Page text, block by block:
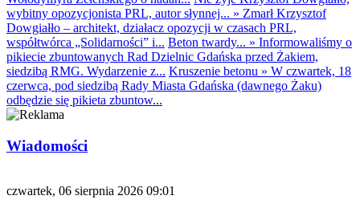
wybitny opozycjonista PRL, autor słynnej... » Zmarł Krzysztof
Dowgiałło – architekt, działacz opozycji w czasach PRL,
współtwórca „Solidarności” i... Beton twardy... » Informowaliśmy o
pikiecie zbuntowanych Rad Dzielnic Gdańska przed Żakiem,
siedzibą RMG. Wydarzenie z... Kruszenie betonu » W czwartek, 18
czerwca, pod siedzibą Rady Miasta Gdańska (dawnego Żaku)
odbędzie się pikieta zbuntow...
Wiadomości
czwartek, 06 sierpnia 2026 09:01